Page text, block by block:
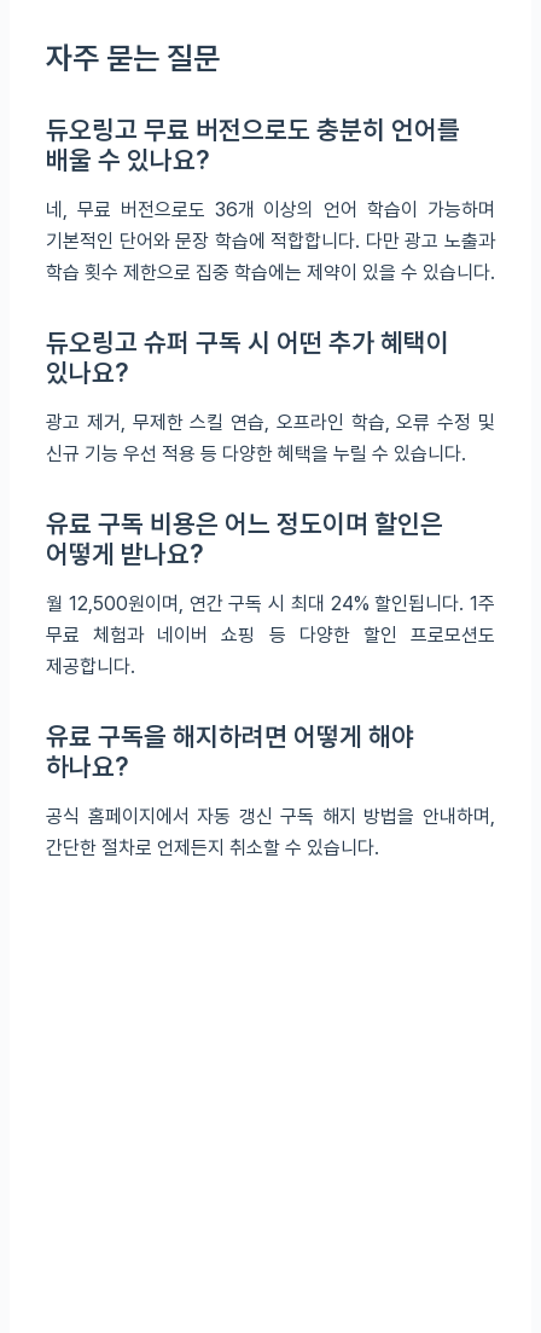
자주 묻는 질문
듀오링고 무료 버전으로도 충분히 언어를
배울 수 있나요?
네, 무료 버전으로도 36개 이상의 언어 학습이 가능하며
기본적인 단어와 문장 학습에 적합합니다. 다만 광고 노출과
학습 횟수 제한으로 집중 학습에는 제약이 있을 수 있습니다.
듀오링고 슈퍼 구독 시 어떤 추가 혜택이
있나요?
광고 제거, 무제한 스킬 연습, 오프라인 학습, 오류 수정 및
신규 기능 우선 적용 등 다양한 혜택을 누릴 수 있습니다.
유료 구독 비용은 어느 정도이며 할인은
어떻게 받나요?
월 12,500원이며, 연간 구독 시 최대 24% 할인됩니다. 1주
무료 체험과 네이버 쇼핑 등 다양한 할인 프로모션도
제공합니다.
유료 구독을 해지하려면 어떻게 해야
하나요?
공식 홈페이지에서 자동 갱신 구독 해지 방법을 안내하며,
간단한 절차로 언제든지 취소할 수 있습니다.